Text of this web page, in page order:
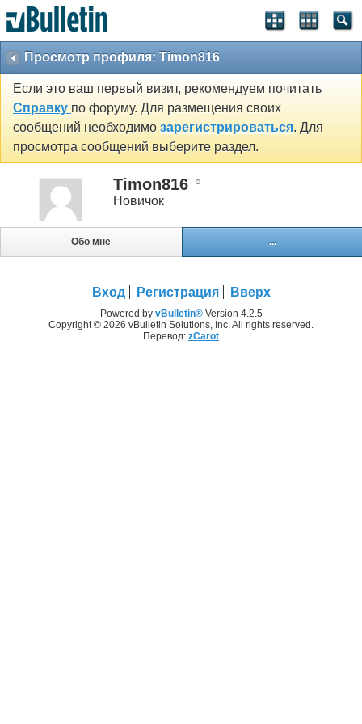
Просмотр профиля: Timon816
Если это ваш первый визит, рекомендуем почитать
Справку по форуму. Для размещения своих
сообщений необходимо зарегистрироваться. Для
просмотра сообщений выберите раздел.
Timon816
Новичок
Обо мне ...
Вход Регистрация Вверх
Powered by vBulletin®Version 4.2.5
Copyright © 2026 vBulletin Solutions, Inc. All rights reserved.
Перевод: zCarot